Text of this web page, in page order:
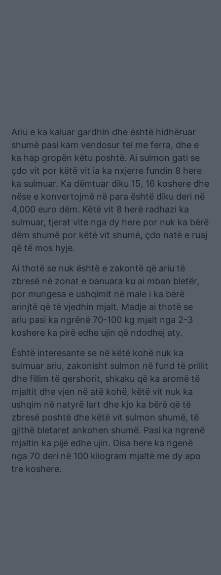
Ariu e ka kaluar gardhin dhe është hidhëruar
shumë pasi kam vendosur tel me ferra, dhe e
ka hap gropën këtu poshtë. Ai sulmon gati se
çdo vit por këtë vit ia ka nxjerre fundin 8 here
ka sulmuar. Ka dëmtuar diku 15, 16 koshere dhe
nëse e konvertojmë në para është diku deri në
4,000 euro dëm. Këtë vit 8 herë radhazi ka
sulmuar, tjerat vite nga dy here por nuk ka bërë
dëm shumë por këtë vit shumë, çdo natë e ruaj
që të mos hyje.
Ai thotë se nuk është e zakontë që ariu të
zbresë në zonat e banuara ku ai mban bletër,
por mungesa e ushqimit në male i ka bërë
arinjtë që të vjedhin mjalt. Madje ai thotë se
ariu pasi ka ngrënë 70-100 kg mjalt nga 2-3
koshere ka pirë edhe ujin që ndodhej aty.
Është interesante se në këtë kohë nuk ka
sulmuar ariu, zakonisht sulmon në fund të prillit
dhe fillim të qershorit, shkaku që ka aromë të
mjaltit dhe vjen në atë kohë, këtë vit nuk ka
ushqim në natyrë lart dhe kjo ka bërë që të
zbresë poshtë dhe këtë vit sulmon shumë, të
gjithë bletaret ankohen shumë. Pasi ka ngrenë
mjaltin ka pijë edhe ujin. Disa here ka ngenë
nga 70 deri në 100 kilogram mjaltë me dy apo
tre koshere.